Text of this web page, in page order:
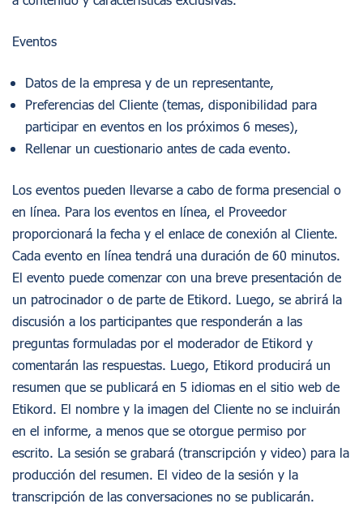
Eventos
Datos de la empresa y de un representante,
Preferencias del Cliente (temas, disponibilidad para
participar en eventos en los próximos 6 meses),
Rellenar un cuestionario antes de cada evento.
Los eventos pueden llevarse a cabo de forma presencial o
en línea. Para los eventos en línea, el Proveedor
proporcionará la fecha y el enlace de conexión al Cliente.
Cada evento en línea tendrá una duración de 60 minutos.
El evento puede comenzar con una breve presentación de
un patrocinador o de parte de Etikord. Luego, se abrirá la
discusión a los participantes que responderán a las
preguntas formuladas por el moderador de Etikord y
comentarán las respuestas. Luego, Etikord producirá un
resumen que se publicará en 5 idiomas en el sitio web de
Etikord. El nombre y la imagen del Cliente no se incluirán
en el informe, a menos que se otorgue permiso por
escrito. La sesión se grabará (transcripción y video) para la
producción del resumen. El video de la sesión y la
transcripción de las conversaciones no se publicarán.